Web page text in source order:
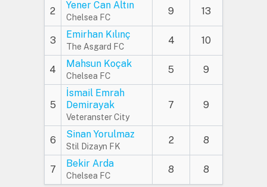
2
Yener Can Altın
Chelsea FC
9 13
3
Emirhan Kılınç
The Asgard FC
4 10
4
Mahsun Koçak
Chelsea FC
5 9
5
İsmail Emrah
Demirayak
Veteranster City
7 9
6
Sinan Yorulmaz
Stil Dizayn FK
2 8
7
Bekir Arda
Chelsea FC
8 8